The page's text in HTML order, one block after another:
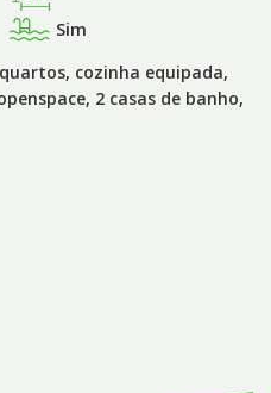
Sim
cozinha equipada,
2 casas de banho,